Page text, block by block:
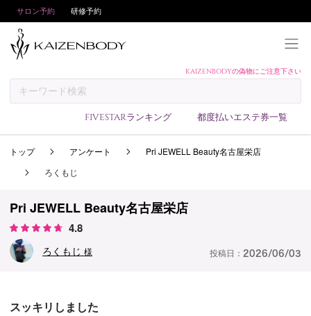
サロン予約 研修予約
KAIZENBODYの偽物にご注意下さい
FIVESTARランキング 都度払いエステ券一覧
予約方法
サロンランキング
アンケート
トップ アンケート
Pri JEWELL Beauty名古屋栄店
ろくもじ
Pri JEWELL Beauty名古屋栄店
4.8
ろくもじ 様 投稿日： 2026/06/03
スッキリしました